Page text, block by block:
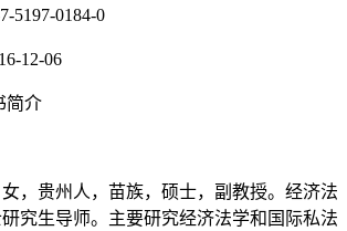
5197-0184-0
12-06
简介
，贵州人，苗族，硕士，副教授。经济法
究生导师。主要研究经济法学和国际私法